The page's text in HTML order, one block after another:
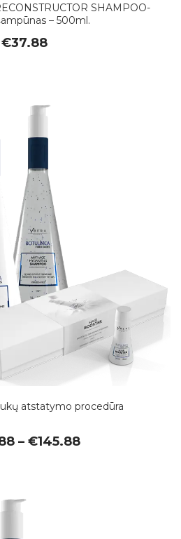
SHAMPOO-
– 500ml.
€37.88
atstatymo procedūra
– €145.88Price